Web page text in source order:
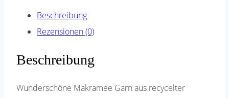
Beschreibung
Rezensionen (0)
Beschreibung
Wunderschöne Makramee Garn aus recycelter